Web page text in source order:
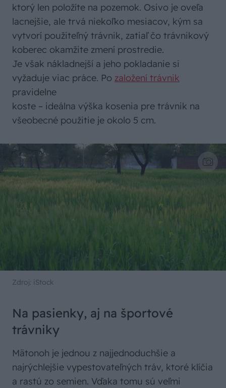
ktorý len položíte na pozemok. Osivo je oveľa
lacnejšie, ale trvá niekoľko mesiacov, kým sa
vytvorí použiteľný trávnik, zatiaľ čo trávnikový
koberec okamžite zmení prostredie.
Je však nákladnejší a jeho pokladanie si
vyžaduje viac práce. Po založení trávnik
pravidelne
koste – ideálna výška kosenia pre trávnik na
všeobecné použitie je okolo 5 cm.
Zdroj: iStock
Na pasienky, aj na športové
trávniky
Mätonoh je jednou z najjednoduchšie a
najrýchlejšie vypestovateľných tráv, ktoré klíčia
a rastú zo semien. Vďaka tomu sú veľmi